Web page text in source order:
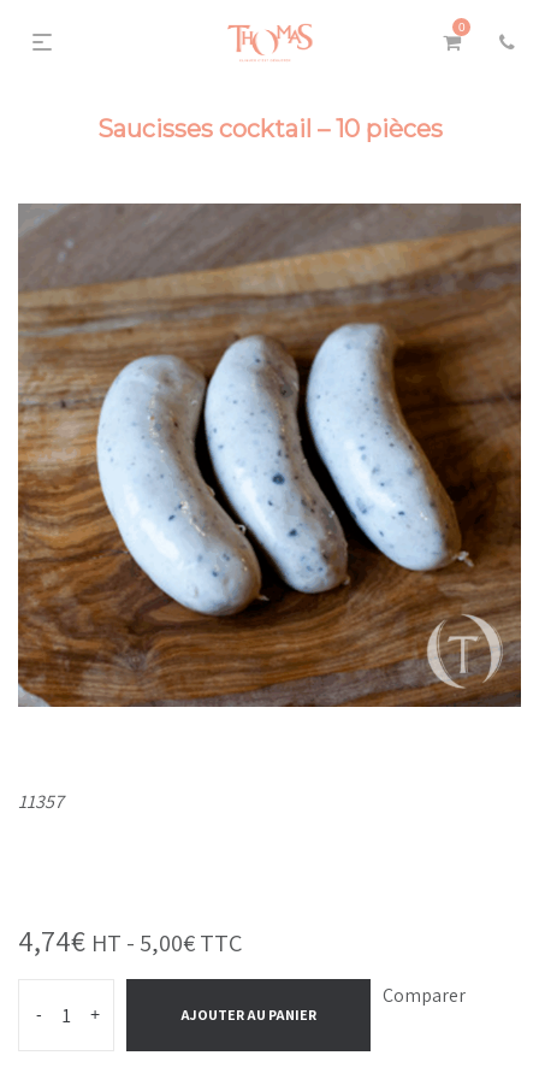
0
Saucisses cocktail – 10 pièces
11357
4,74€ HT - 5,00€TTC
- + AJOUTER AU PANIER
Comparer